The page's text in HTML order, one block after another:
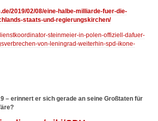
2019/02/08/eine-halbe-milliarde-fuer-die-
staats-und-regierungskirchen/
steinmeier-in-polen-offiziell-dafuer-
von-leningrad-weiterhin-spd-ikone-
– erinnert er sich gerade an seine Großtaten für